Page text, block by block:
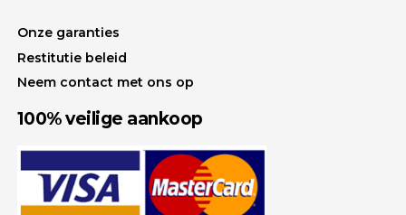
Onze garanties
Restitutie beleid
Neem contact met ons op
100% veilige aankoop